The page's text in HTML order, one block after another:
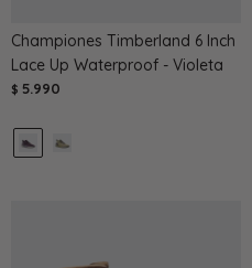
Championes Timberland 6 Inch
Lace Up Waterproof - Violeta
$ 5.990